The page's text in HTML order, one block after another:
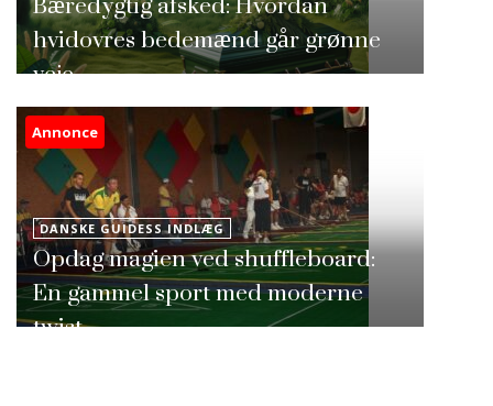
hvidovres bedemænd går grønne
veje
Annonce
DANSKE GUIDESS INDLÆG
Opdag magien ved shuffleboard:
En gammel sport med moderne
twist